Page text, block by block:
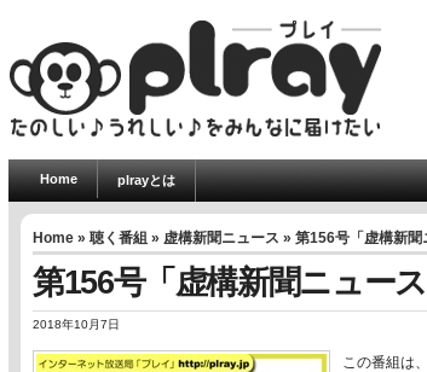
Home plrayとは
Home » 聴く番組 » 虚構新聞ニュース » 第156号「虚構新聞
第156号「虚構新聞ニュー
2018年10月7日
この番組は